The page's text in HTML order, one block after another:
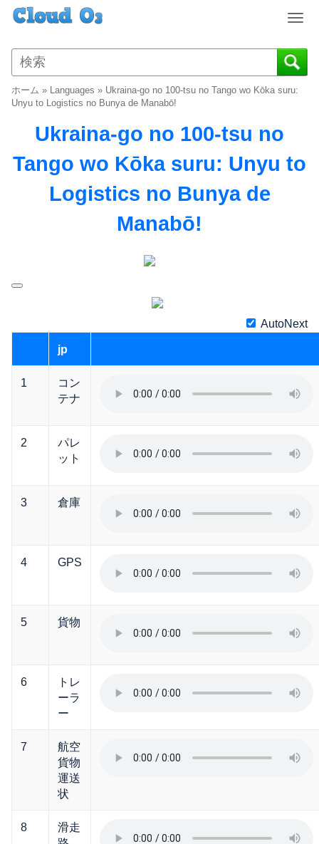
T
g
g
i
ホーム » Languages » Ukraina-go no 100-tsu no Tango wo Kōka suru:
Unyu to Logistics no Bunya de Manabō!
Ukraina-go no 100-tsu no
Tango wo Kōka suru: Unyu to
Logistics no Bunya de
Manabō!
AutoNext
jp
1
コン
テナ
2
パレ
ット
3 倉庫
4 GPS
5 貨物
6
トレ
ーラ
ー
7
航空
貨物
運送
状
8
滑走